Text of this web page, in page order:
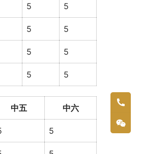
5 5
5 5
5 5
5 5
中五 中六
5